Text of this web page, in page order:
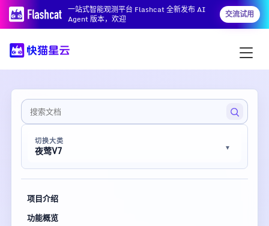
一站式智能观测平台 Flashcat 全新发布 AI
Agent 版本，欢迎
交流试用
切换大类
夜莺V7
项目介绍
功能概览